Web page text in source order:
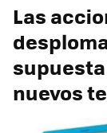
Las
nuevos